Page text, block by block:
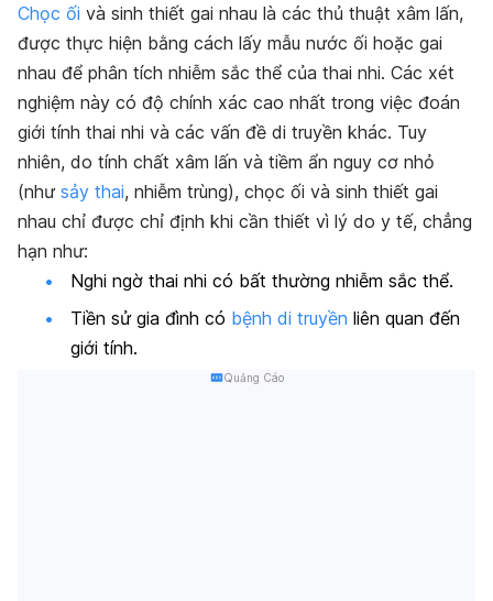
Chọc ối và sinh thiết gai nhau là các thủ thuật xâm lấn,
được thực hiện bằng cách lấy mẫu nước ối hoặc gai
nhau để phân tích nhiễm sắc thể của thai nhi. Các xét
nghiệm này có độ chính xác cao nhất trong việc đoán
giới tính thai nhi và các vấn đề di truyền khác. Tuy
nhiên, do tính chất xâm lấn và tiềm ẩn nguy cơ nhỏ
(như sảy thai, nhiễm trùng), chọc ối và sinh thiết gai
nhau chỉ được chỉ định khi cần thiết vì lý do y tế, chẳng
hạn như:
Nghi ngờ thai nhi có bất thường nhiễm sắc thể.
Tiền sử gia đình có bệnh di truyền liên quan đến
giới tính.
Quảng Cáo